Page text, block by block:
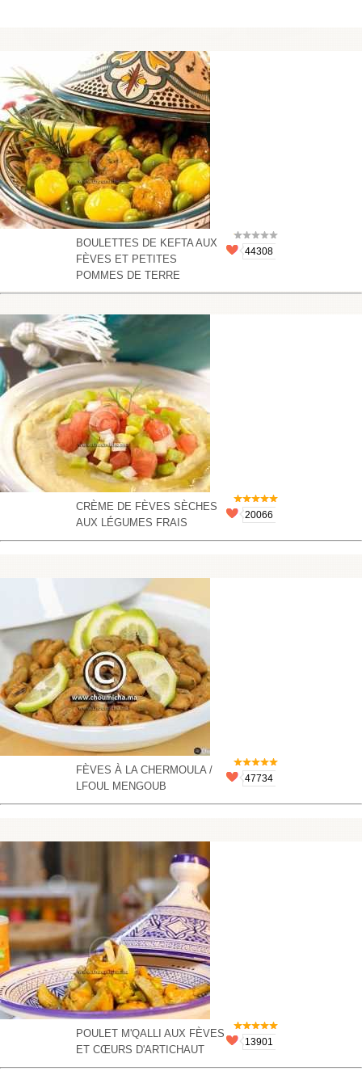
BOULETTES DE KEFTA AUX
FÈVES ET PETITES
POMMES DE TERRE
44308
CRÈME DE FÈVES SÈCHES
AUX LÉGUMES FRAIS
20066
FÈVES À LA CHERMOULA /
LFOUL MENGOUB
47734
POULET M'QALLI AUX FÈVES
ET CŒURS D'ARTICHAUT
13901